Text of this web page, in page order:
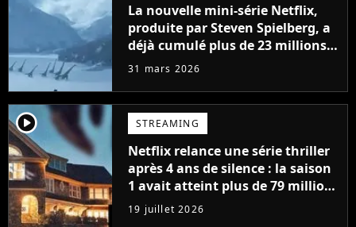
La nouvelle mini-série Netflix,
produite par Steven Spielberg, a
déjà cumulé plus de 23 millions
de vues
31 mars 2026
player2 STREAMING
Netflix relance une série thriller
après 4 ans de silence : la saison
1 avait atteint plus de 79 millions
de vues
19 juillet 2026